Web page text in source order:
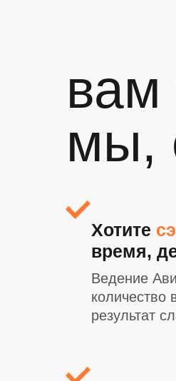
Ведение
количество
результат
Хотите
время,
вам
мы,